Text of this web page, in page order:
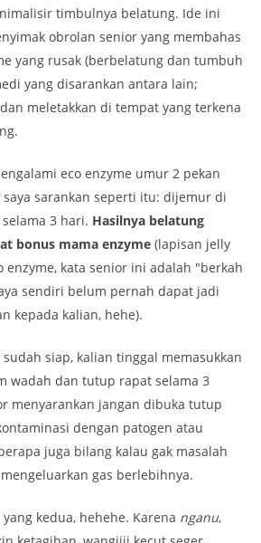
timbulnya belatung. Ide ini
obrolan senior yang membahas
yang rusak (berbelatung dan tumbuh
yang disarankan antara lain;
meletakkan di tempat yang terkena
eco enzyme umur 2 pekan
sarankan seperti itu: dijemur di
3 hari. Hasilnya belatung
bonus mama enzyme (lapisan jelly
enzyme, kata senior ini adalah "berkah
sendiri belum pernah dapat jadi
kepada kalian, hehe).
siap, kalian tinggal memasukkan
wadah dan tutup rapat selama 3
menyarankan jangan dibuka tutup
dengan patogen atau
juga bilang kalau gak masalah
gas berlebihnya.
kedua, hehehe. Karena nganu,